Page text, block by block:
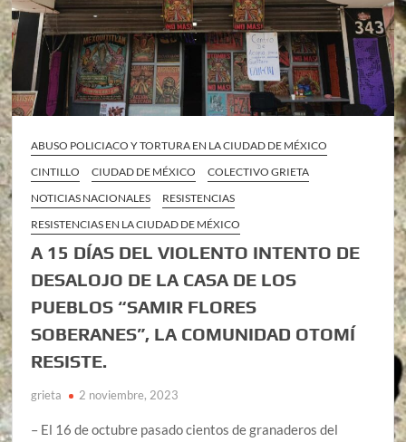
ABUSO POLICIACO Y TORTURA EN LA CIUDAD DE MÉXICO
CINTILLO
CIUDAD DE MÉXICO
COLECTIVO GRIETA
NOTICIAS NACIONALES
RESISTENCIAS
RESISTENCIAS EN LA CIUDAD DE MÉXICO
A 15 DÍAS DEL VIOLENTO INTENTO DE
DESALOJO DE LA CASA DE LOS
PUEBLOS “SAMIR FLORES
SOBERANES”, LA COMUNIDAD OTOMÍ
RESISTE.
grieta 2 noviembre, 2023
– El 16 de octubre pasado cientos de granaderos del